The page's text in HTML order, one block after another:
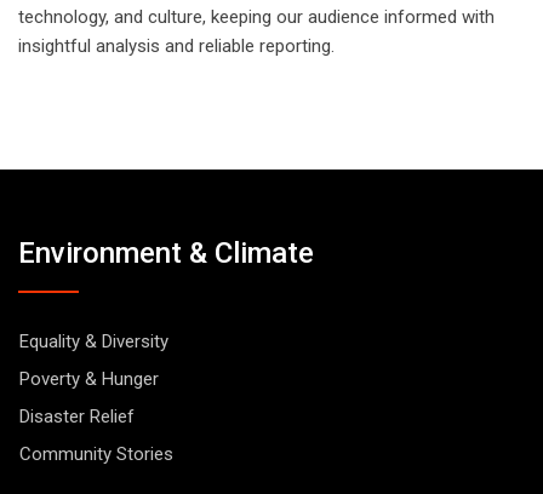
technology, and culture, keeping our audience informed with
insightful analysis and reliable reporting.
Environment & Climate
Equality & Diversity
Poverty & Hunger
Disaster Relief
Community Stories